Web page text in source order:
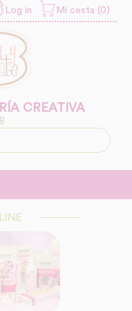
Log in Mi cesta (0)
CREATIVA